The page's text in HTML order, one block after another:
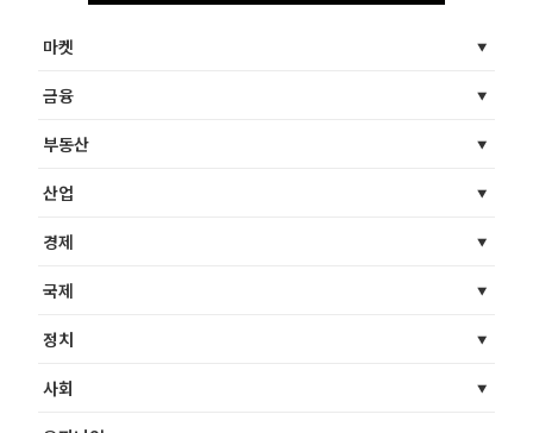
마켓
금융
부동산
산업
경제
국제
정치
사회